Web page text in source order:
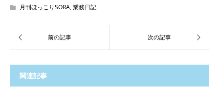
月刊ほっこりSORA,業務日記
関連記事